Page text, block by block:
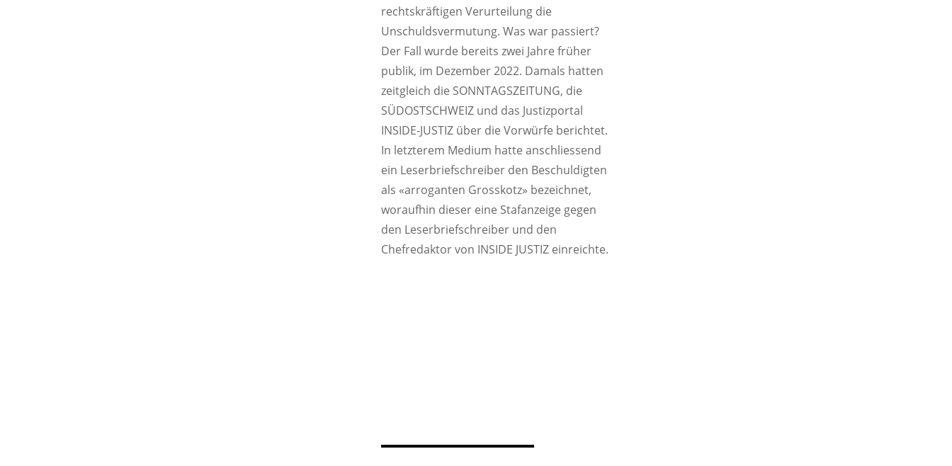
rechtskräftigen Verurteilung die
Unschuldsvermutung. Was war passiert?
Der Fall wurde bereits zwei Jahre früher
publik, im Dezember 2022. Damals hatten
zeitgleich die SONNTAGSZEITUNG, die
SÜDOSTSCHWEIZ und das Justizportal
INSIDE-JUSTIZ über die Vorwürfe berichtet.
In letzterem Medium hatte anschliessend
ein Leserbriefschreiber den Beschuldigten
als «arroganten Grosskotz» bezeichnet,
woraufhin dieser eine Stafanzeige gegen
den Leserbriefschreiber und den
Chefredaktor von INSIDE JUSTIZ einreichte.